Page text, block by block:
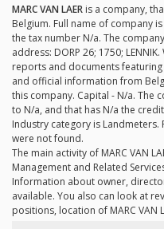
MARC VAN LAER is a company,
Belgium. Full name of company is
the tax number N/a. The
address: DORP 26; 1750;
reports and documents
and official information from
this company. Capital - N/a. The
to N/a, and that has N/a the
Industry category is Landmeters.
were not found.
The main activity of MARC VAN
Management and Related
Information about owner,
available. You also can look at
positions, location of MARC VAN